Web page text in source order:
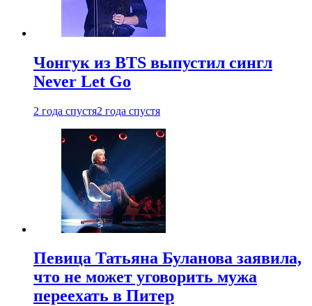
Чонгук из BTS выпустил сингл
Never Let Go
2 года спустя2 года спустя
Певица Татьяна Буланова заявила,
что не может уговорить мужа
переехать в Питер